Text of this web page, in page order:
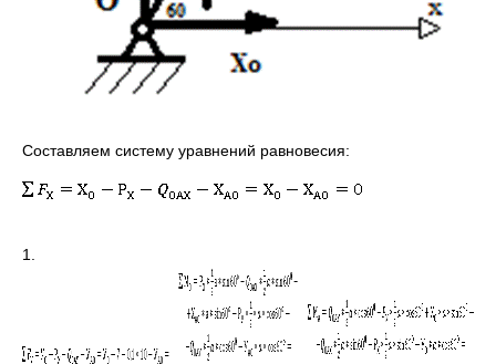
Составляем систему уравнений равновесия:
1.